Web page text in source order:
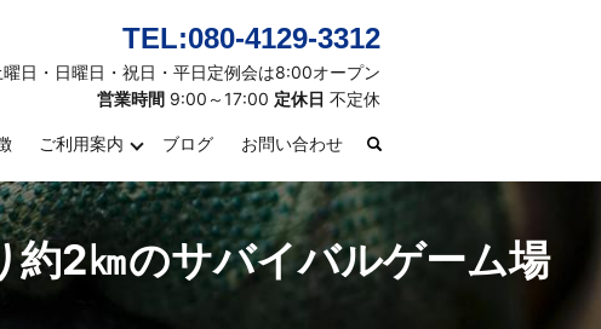
TEL:080-4129-3312
日・日曜日・祝日・平日定例会は8:00オープン
営業時間 9:00～17:00 定休日 不定休
ご利用案内 ブログ お問い合わせ search
約2㎞のサバイバルゲーム場